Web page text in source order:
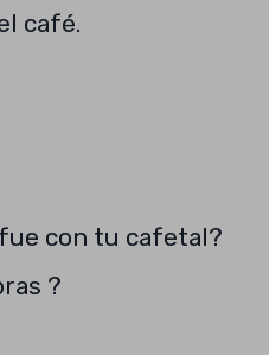
café.
con tu cafetal?
?